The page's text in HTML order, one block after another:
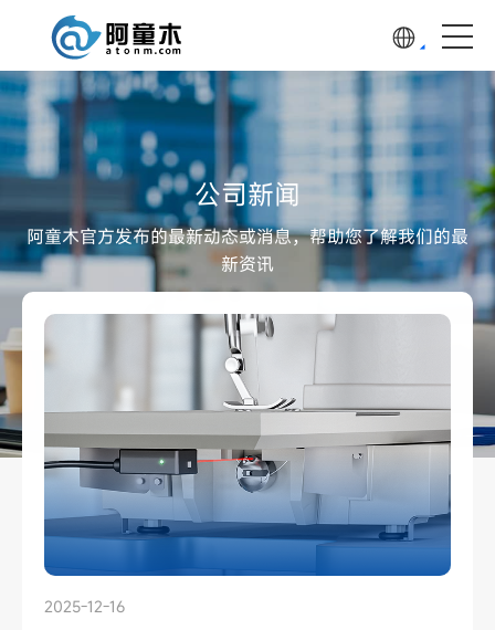
公司新闻
阿童木官方发布的最新动态或消息，帮助您了解我们的最
新资讯
2025-12-16
2025-12-09
2025-11-20